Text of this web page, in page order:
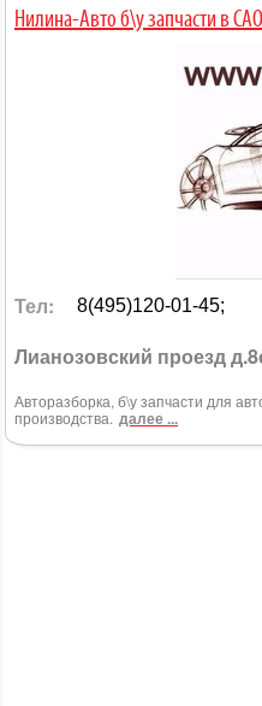
Нилина-Авто б\у запчасти в САО
Тел: 8(495)120-01-45;
Лианозовский проезд
Авторазборка, б\у запчасти для
производства. далее ...